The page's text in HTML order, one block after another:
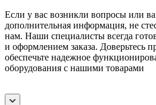
Если у вас возникли вопросы или
дополнительная информация, не
нам. Наши специалисты всегда
и оформлением заказа. Доверьтесь
обеспечьте надежное
оборудования с нашими товарами